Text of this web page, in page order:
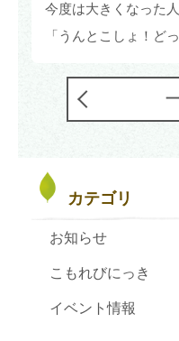
今度は大きくなった
「うんとこしょ！ど
カテゴリ
お知らせ
こもれびにっき
イベント情報